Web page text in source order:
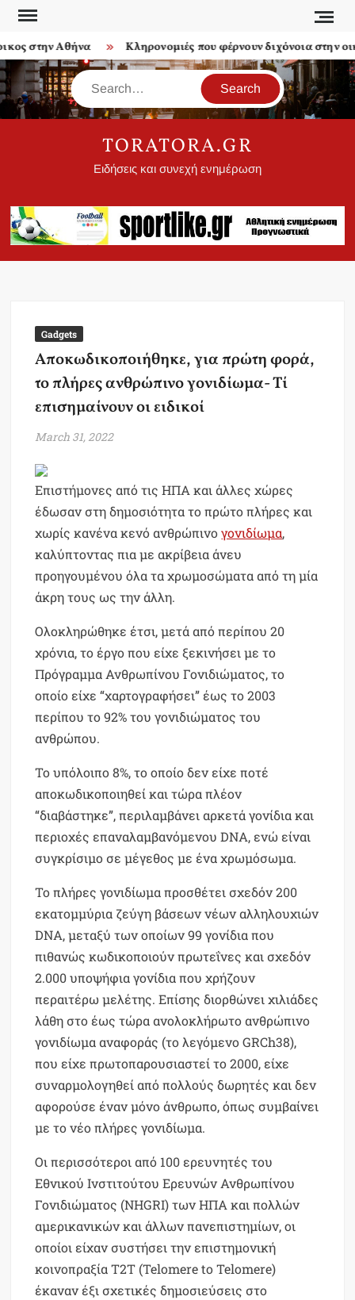
Skip
content
στην Αθήνα Κληρονομιές που φέρνουν διχόνοια στην
Search
TORATORA.GR
Ειδήσεις και συνεχή ενημέρωση
Gadgets
Αποκωδικοποιήθηκε, για πρώτη φορά,
το πλήρες ανθρώπινο γονιδίωμα- Τί
επισημαίνουν οι ειδικοί
March 31, 2022
Επιστήμονες από τις ΗΠΑ και άλλες χώρες
έδωσαν στη δημοσιότητα το πρώτο πλήρες και
χωρίς κανένα κενό ανθρώπινογονιδίωμα,
καλύπτοντας πια με ακρίβεια άνευ
προηγουμένου όλα τα χρωμοσώματα από τη μία
άκρη τους ως την άλλη.
Ολοκληρώθηκε έτσι, μετά από περίπου 20
χρόνια, το έργο που είχε ξεκινήσει με το
Πρόγραμμα Ανθρωπίνου Γονιδιώματος, το
οποίο είχε “χαρτογραφήσει” έως το 2003
περίπου το 92% του γονιδιώματος του
ανθρώπου.
Το υπόλοιπο 8%, το οποίο δεν είχε ποτέ
αποκωδικοποιηθεί και τώρα πλέον
“διαβάστηκε”, περιλαμβάνει αρκετά γονίδια και
περιοχές επαναλαμβανόμενου DNA, ενώ είναι
συγκρίσιμο σε μέγεθος με ένα χρωμόσωμα.
Το πλήρες γονιδίωμα προσθέτει σχεδόν 200
εκατομμύρια ζεύγη βάσεων νέων αλληλουχιών
DNA, μεταξύ των οποίων 99 γονίδια που
πιθανώς κωδικοποιούν πρωτεΐνες και σχεδόν
2.000 υποψήφια γονίδια που χρήζουν
περαιτέρω μελέτης. Επίσης διορθώνει χιλιάδες
λάθη στο έως τώρα ανολοκλήρωτο ανθρώπινο
γονιδίωμα αναφοράς (το λεγόμενο GRCh38),
που είχε πρωτοπαρουσιαστεί το 2000, είχε
συναρμολογηθεί από πολλούς δωρητές και δεν
αφορούσε έναν μόνο άνθρωπο, όπως συμβαίνει
με το νέο πλήρες γονιδίωμα.
Οι περισσότεροι από 100 ερευνητές του
Εθνικού Ινστιτούτου Ερευνών Ανθρωπίνου
Γονιδιώματος (NHGRI) των ΗΠΑ και πολλών
αμερικανικών και άλλων πανεπιστημίων, οι
οποίοι είχαν συστήσει την επιστημονική
κοινοπραξία Τ2Τ (Telomere to Telomere)
έκαναν έξι σχετικές δημοσιεύσεις στο